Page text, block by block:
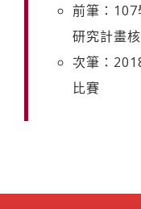
前筆：107
研究計畫
次筆：
比賽